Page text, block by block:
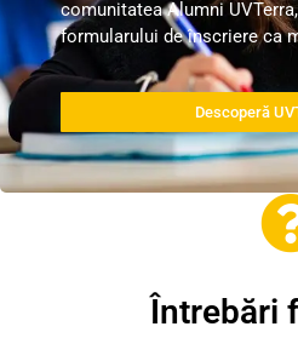
comunitatea Alumni
formularului de înscriere ca
Descoperă
Întrebări